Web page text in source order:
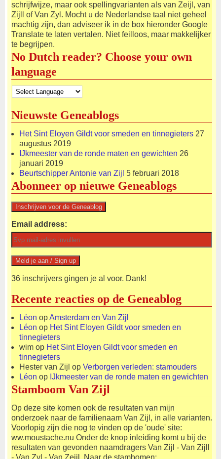
schrijfwijze, maar ook spellingvarianten als van Zeijl, van
Zijll of Van Zyl. Mocht u de Nederlandse taal niet geheel
machtig zijn, dan adviseer ik in de box hieronder Google
Translate te laten vertalen. Niet feilloos, maar makkelijker
te begrijpen.
No Dutch reader? Choose your own
language
Nieuwste Geneablogs
Het Sint Eloyen Gildt voor smeden en tinnegieters 27
augustus 2019
IJkmeester van de ronde maten en gewichten 26
januari 2019
Beurtschipper Antonie van Zijl 5 februari 2018
Abonneer op nieuwe Geneablogs
Email address:
36 inschrijvers gingen je al voor. Dank!
Recente reacties op de Geneablog
Léon opAmsterdam en Van Zijl
Léon op Het Sint Eloyen Gildt voor smeden en
tinnegieters
wim op Het Sint Eloyen Gildt voor smeden en
tinnegieters
Hester van Zijl op Verborgen verleden: stamouders
Léon op IJkmeester van de ronde maten en gewichten
Stamboom Van Zijl
Op deze site komen ook de resultaten van mijn
onderzoek naar de familienaam Van Zijl, in alle varianten.
Voorlopig zijn die nog te vinden op de 'oude' site:
ww.moustache.nu Onder de knop inleiding komt u bij de
resultaten van gevonden naamdragers Van Zijl - Van Zijll